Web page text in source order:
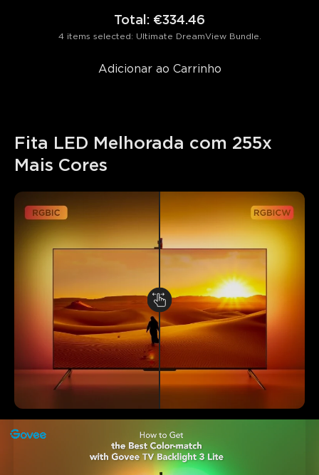
Total : €334.46
4 items selected: Ultimate DreamView Bundle.
Adicionar ao Carrinho
Fita LED Melhorada com 255x
Mais Cores